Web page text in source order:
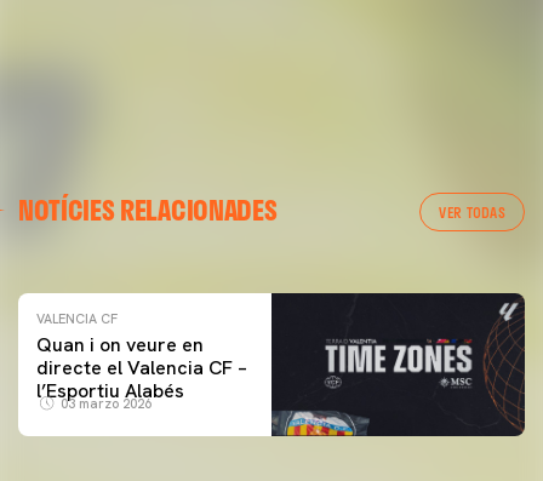
NOTÍCIES RELACIONADES VER TODAS
ENTRENAMENT DEL VALENCIA CF 04/03/26
VALENCIA CF
Quan i on veure en
directe el Valencia CF –
l’Esportiu Alabés
03 marzo 2026